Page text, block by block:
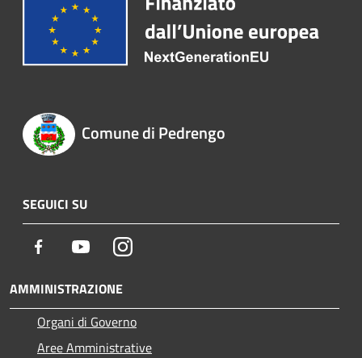
Comune di Pedrengo
SEGUICI SU
Facebook YoutubeInstagram
AMMINISTRAZIONE
Organi di Governo
Aree Amministrative